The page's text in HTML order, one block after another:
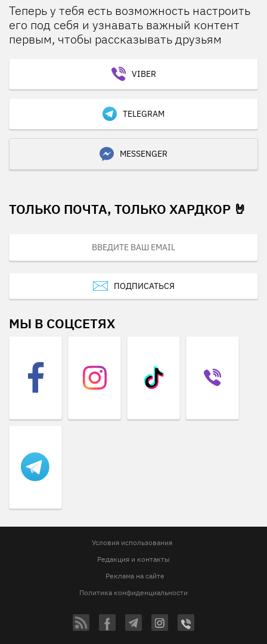
Теперь у тебя есть возможность настроить
его под себя и узнавать важный контент
первым, чтобы рассказывать друзьям
VIBER
TELEGRAM
MESSENGER
ТОЛЬКО ПОЧТА, ТОЛЬКО ХАРДКОР 🤘
ПОДПИСАТЬСЯ
МЫ В СОЦСЕТЯХ
Условия использования
Редакция и контакты
Реклама на сайте
Политика конфиденциальности